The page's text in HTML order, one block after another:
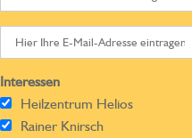
Interessen
Heilzentrum Helios
Rainer Knirsch